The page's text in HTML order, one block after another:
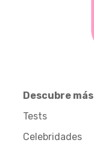
Descubre más
Tests
Celebridades